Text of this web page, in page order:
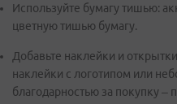
Используйте бумагу тишью:
цветную тишью бумагу.
Добавьте наклейки и
наклейки с логотипом или
благодарностью за покупку –